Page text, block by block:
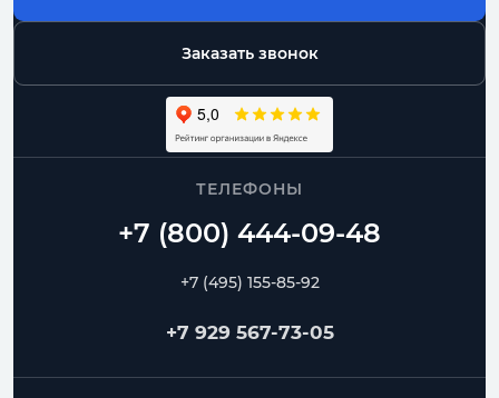
Заказать звонок
ТЕЛЕФОНЫ
+7 (495) 155-85-92
+7 929 567-73-05